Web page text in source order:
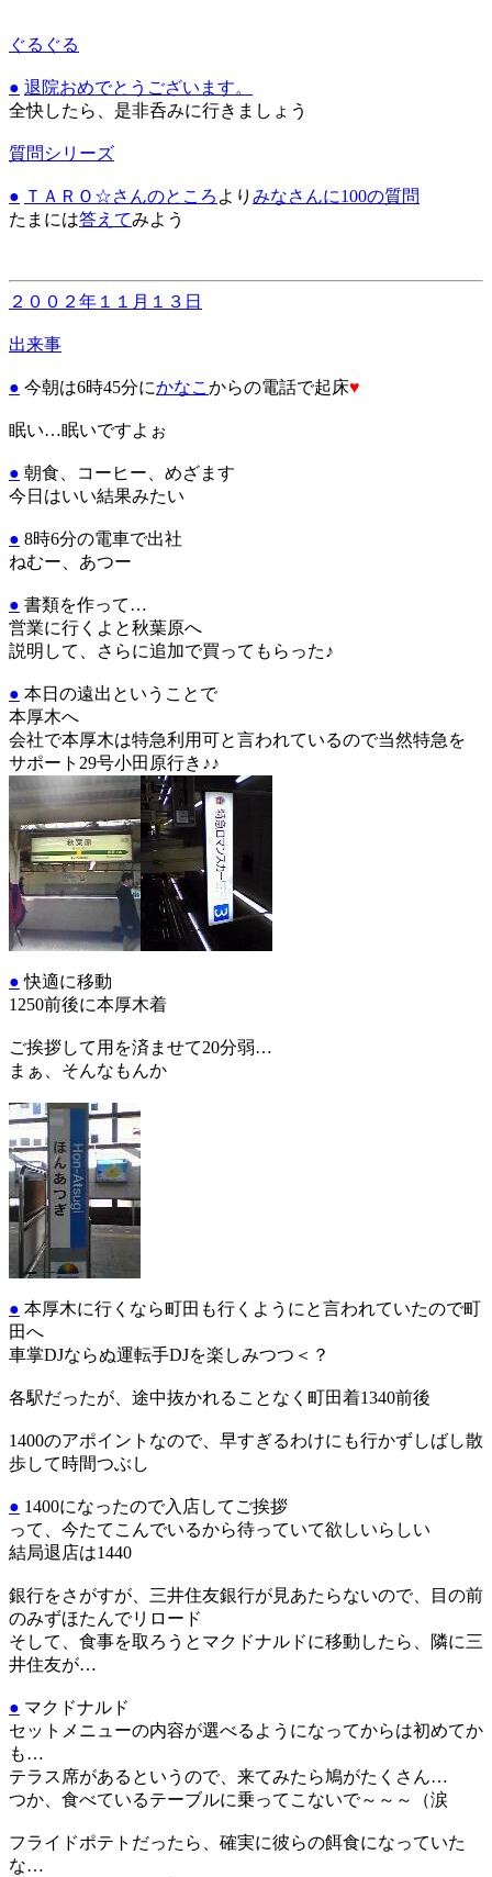
ぐるぐる
● 退院おめでとうございます。
全快したら、是非呑みに行きましょう
質問シリーズ
● ＴＡＲＯ☆さんのところ より みなさんに100の質問
たまには答えてみよう
２００２年１１月１３日
出来事
● 今朝は6時45分にかなこ からの電話で起床♥
眠い…眠いですよぉ
● 朝食、コーヒー、めざます
今日はいい結果みたい
● 8時6分の電車で出社
ねむー、あつー
● 書類を作って…
営業に行くよと秋葉原へ
説明して、さらに追加で買ってもらった♪
● 本日の遠出ということで
本厚木へ
会社で本厚木は特急利用可と言われているので当然特急を
サポート29号小田原行き♪♪
● 快適に移動
1250前後に本厚木着
ご挨拶して用を済ませて20分弱…
まぁ、そんなもんか
● 本厚木に行くなら町田も行くようにと言われていたので町
田へ
車掌DJならぬ運転手DJを楽しみつつ＜？
各駅だったが、途中抜かれることなく町田着1340前後
1400のアポイントなので、早すぎるわけにも行かずしばし散
歩して時間つぶし
● 1400になったので入店してご挨拶
って、今たてこんでいるから待っていて欲しいらしい
結局退店は1440
銀行をさがすが、三井住友銀行が見あたらないので、目の前
のみずほたんでリロード
そして、食事を取ろうとマクドナルドに移動したら、隣に三
井住友が…
● マクドナルド
セットメニューの内容が選べるようになってからは初めてか
も…
テラス席があるというので、来てみたら鳩がたくさん…
つか、食べているテーブルに乗ってこないで～～～（涙
フライドポテトだったら、確実に彼らの餌食になっていた
な…